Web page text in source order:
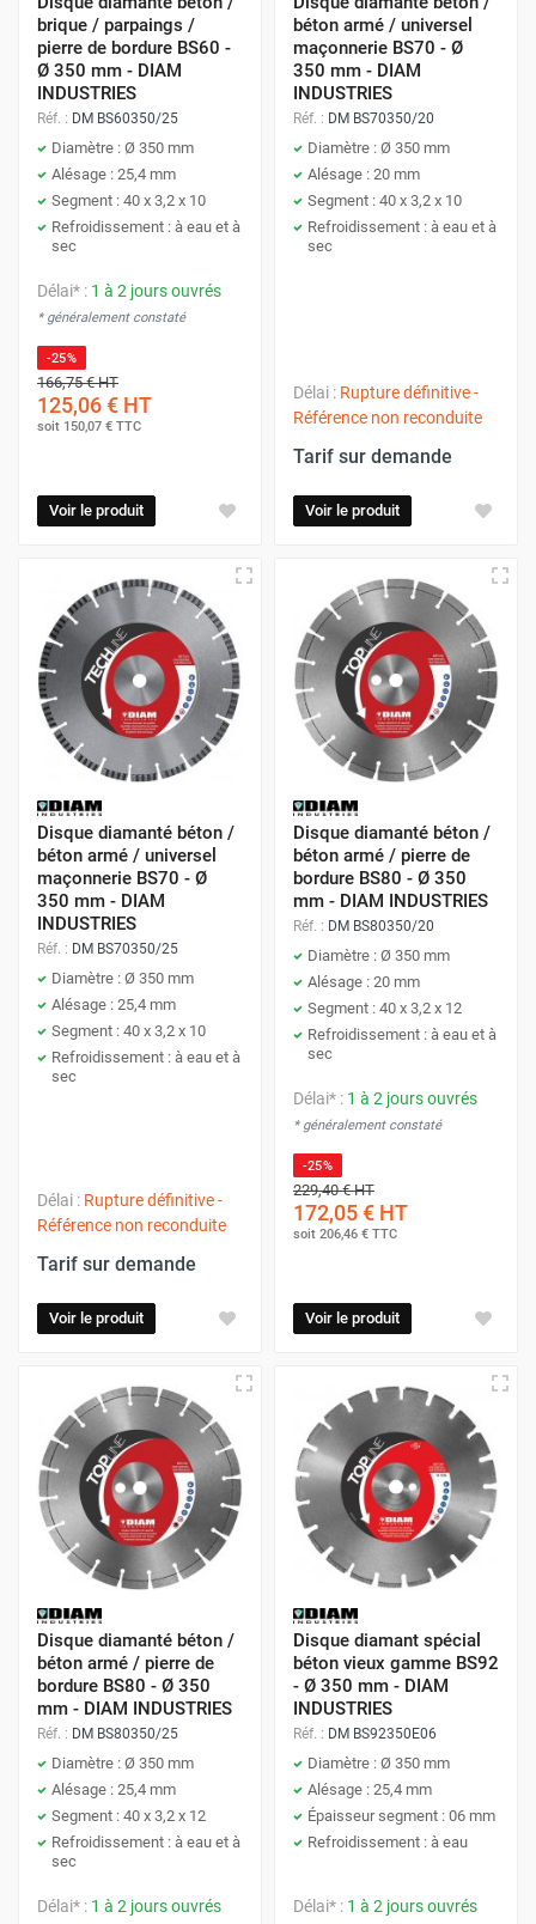
brique / parpaings /
pierre de bordure BS60 -
Ø 350 mm - DIAM
INDUSTRIES
Réf. : DM BS60350/25
Diamètre : Ø 350 mm
Alésage : 25,4 mm
Segment : 40 x 3,2 x 10
Refroidissement : à eau et à
sec
Délai* : 1 à 2 jours ouvrés
* généralement constaté
-25%
166,75 €HT
125,06 € HT
soit 150,07 € TTC
Voir le produit
béton armé / universel
maçonnerie BS70 - Ø
350 mm - DIAM
INDUSTRIES
Réf. : DM BS70350/20
Diamètre : Ø 350 mm
Alésage : 20 mm
Segment : 40 x 3,2 x 10
Refroidissement : à eau et à
sec
Délai : Rupture définitive -
Référence non reconduite
Tarif sur demande
Voir le produit
Disque diamanté béton /
béton armé / universel
maçonnerie BS70 - Ø
350 mm - DIAM
INDUSTRIES
Réf. : DM BS70350/25
Diamètre : Ø 350 mm
Alésage : 25,4 mm
Segment : 40 x 3,2 x 10
Refroidissement : à eau et à
sec
Délai : Rupture définitive -
Référence non reconduite
Tarif sur demande
Voir le produit
Disque diamanté béton /
béton armé / pierre de
bordure BS80 - Ø 350
mm - DIAM INDUSTRIES
Réf. : DM BS80350/20
Diamètre : Ø 350 mm
Alésage : 20 mm
Segment : 40 x 3,2 x 12
Refroidissement : à eau et à
sec
Délai* : 1 à 2 jours ouvrés
* généralement constaté
-25%
229,40 €HT
172,05 € HT
soit 206,46 € TTC
Voir le produit
Disque diamanté béton /
béton armé / pierre de
bordure BS80 - Ø 350
mm - DIAM INDUSTRIES
Réf. : DM BS80350/25
Diamètre : Ø 350 mm
Alésage : 25,4 mm
Segment : 40 x 3,2 x 12
Refroidissement : à eau et à
sec
Délai* : 1 à 2 jours ouvrés
Disque diamant spécial
béton vieux gamme BS92
- Ø 350 mm - DIAM
INDUSTRIES
Réf. : DM BS92350E06
Diamètre : Ø 350 mm
Alésage : 25,4 mm
Épaisseur segment : 06 mm
Refroidissement : à eau
Délai* : 1 à 2 jours ouvrés